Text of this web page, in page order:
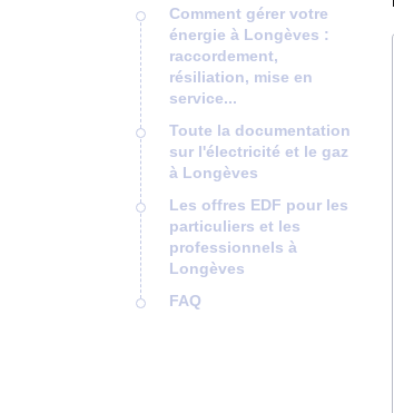
Comment gérer votre
énergie à Longèves :
raccordement,
résiliation, mise en
service...
Toute la documentation
sur l'électricité et le gaz
à Longèves
Les offres EDF pour les
particuliers et les
professionnels à
Longèves
FAQ